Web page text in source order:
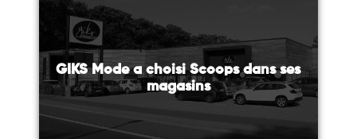
GIKS Mode a choisi Scoops dans ses
magasins